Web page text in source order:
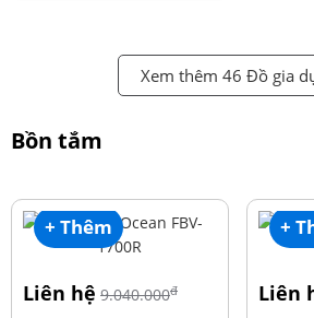
Xem thêm 46 Đồ gia
Bồn tắm
+ Thêm
Liên hệ 9.040.000đ
+
Liên